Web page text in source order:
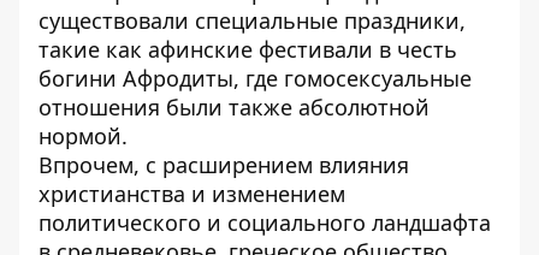
существовали специальные праздники,
такие как афинские фестивали в честь
богини Афродиты, где гомосексуальные
отношения были также абсолютной
нормой.
Впрочем, с расширением влияния
христианства и изменением
политического и социального ландшафта